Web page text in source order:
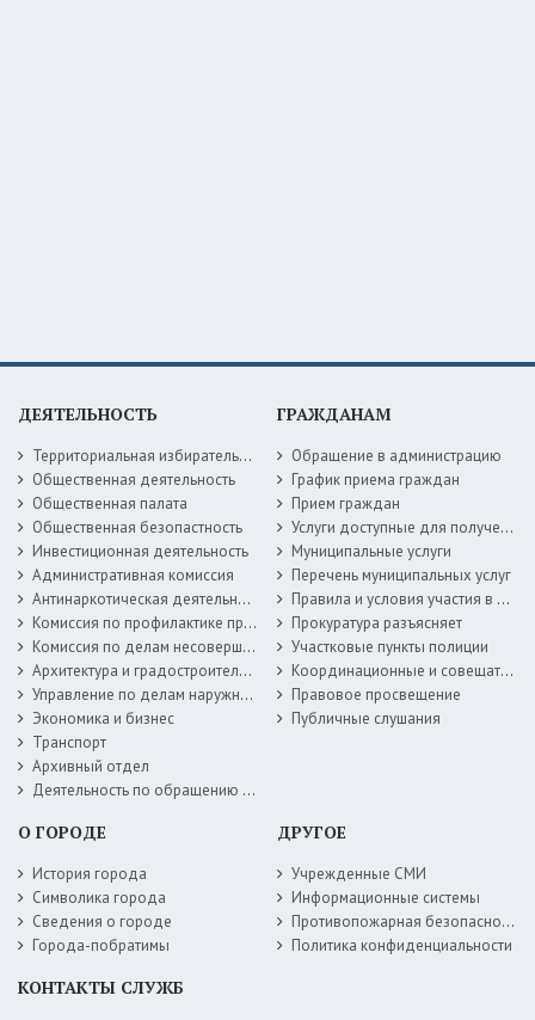
ДЕЯТЕЛЬНОСТЬ
Территориальная избирательная комиссия
Общественная деятельность
Общественная палата
Общественная безопастность
Инвестиционная деятельность
Административная комиссия
Антинаркотическая деятельность
Комиссия по профилактике правонарушений
Комиссия по делам несовершеннолетних
Архитектура и градостроительство
Управление по делам наружной рекламы
Экономика и бизнес
Транспорт
Архивный отдел
Деятельность по обращению с животными без владельцев
ГРАЖДАНАМ
Обращение в администрацию
График приема граждан
Прием граждан
Услуги доступные для получения в электронной форме
Муниципальные услуги
Перечень муниципальных услуг
Правила и условия участия в жилищных программах
Прокуратура разъясняет
Участковые пункты полиции
Координационные и совещательные органы
Правовое просвещение
Публичные слушания
О ГОРОДЕ
История города
Символика города
Сведения о городе
Города-побратимы
ДРУГОЕ
Учрежденные СМИ
Информационные системы
Противопожарная безопасность
Политика конфиденциальности
КОНТАКТЫ СЛУЖБ